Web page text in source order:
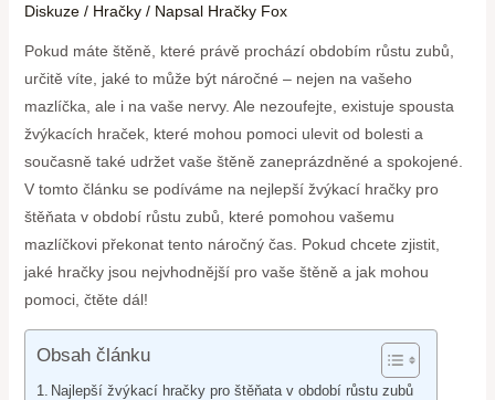
Diskuze / Hračky/ Napsal Hračky Fox
Pokud máte štěně, které právě prochází obdobím růstu zubů,
určitě víte, jaké to může být náročné – nejen na vašeho
mazlíčka, ale i na vaše nervy. Ale nezoufejte, existuje spousta
žvýkacích hraček, které mohou pomoci ulevit od bolesti a
současně také udržet vaše štěně zaneprázdněné a spokojené.
V tomto článku se podíváme na nejlepší žvýkací hračky pro
štěňata v období růstu zubů, které pomohou vašemu
mazlíčkovi překonat tento náročný čas. Pokud chcete zjistit,
jaké hračky jsou nejvhodnější pro vaše štěně a jak mohou
pomoci, čtěte dál!
Obsah článku
Najlepší žvýkací hračky pro štěňata v období růstu zubů